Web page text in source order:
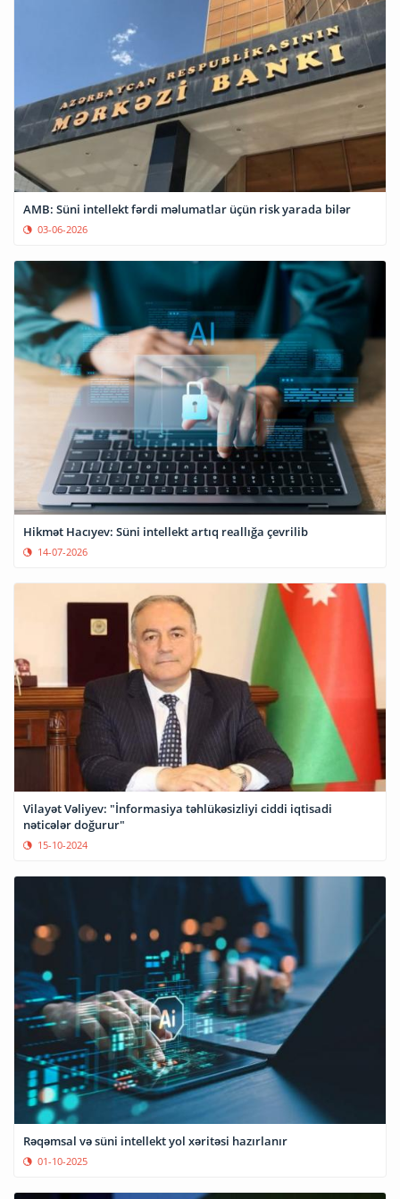
AMB: Süni intellekt fərdi məlumatlar üçün risk yarada bilər
03-06-2026
Hikmət Hacıyev: Süni intellekt artıq reallığa çevrilib
14-07-2026
Vilayət Vəliyev: "İnformasiya təhlükəsizliyi ciddi iqtisadi
nəticələr doğurur"
15-10-2024
Rəqəmsal və süni intellekt yol xəritəsi hazırlanır
01-10-2025